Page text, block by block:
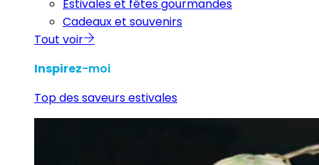
Estivales et fêtes gourmandes
Cadeaux et souvenirs
Tout voir
Inspirez-moi
Top des saveurs estivales